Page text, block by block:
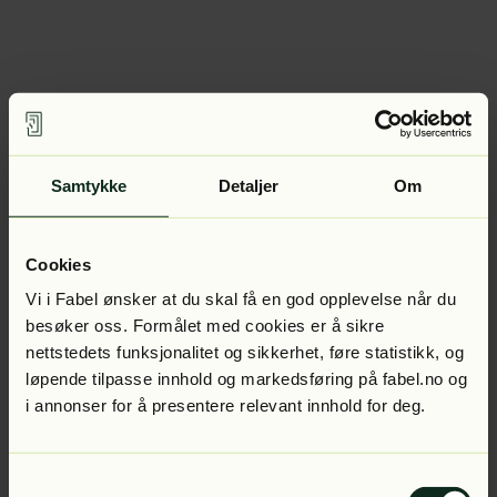
Samtykke Detaljer Om
Cookies
Vi i Fabel ønsker at du skal få en god opplevelse når du
besøker oss. Formålet med cookies er å sikre
nettstedets funksjonalitet og sikkerhet, føre statistikk, og
løpende tilpasse innhold og markedsføring på fabel.no og
i annonser for å presentere relevant innhold for deg.